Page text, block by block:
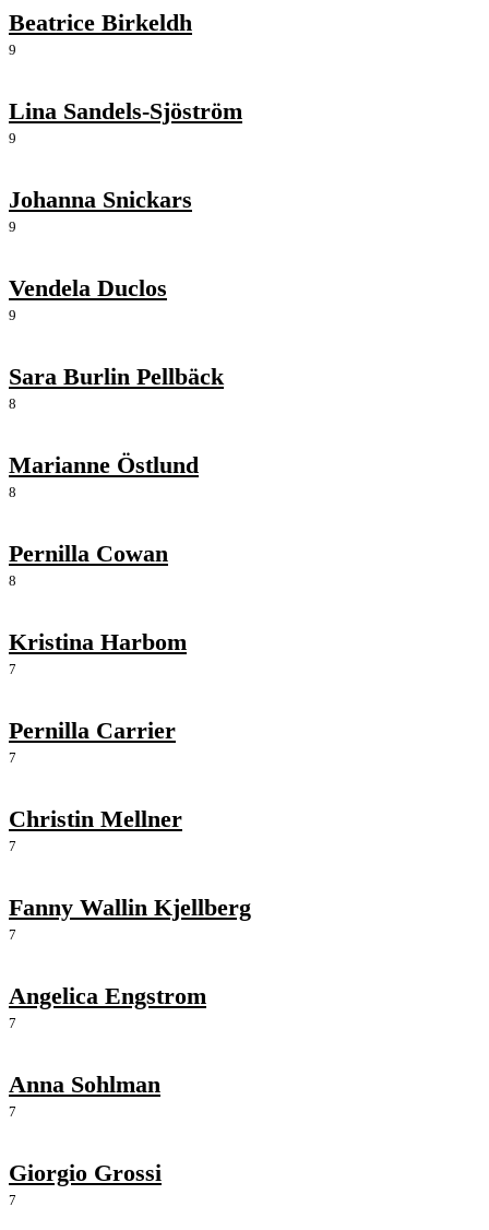
Beatrice Birkeldh
9
Lina Sandels-Sjöström
9
Johanna Snickars
9
Vendela Duclos
9
Sara Burlin Pellbäck
8
Marianne Östlund
8
Pernilla Cowan
8
Kristina Harbom
7
Pernilla Carrier
7
Christin Mellner
7
Fanny Wallin Kjellberg
7
Angelica Engstrom
7
Anna Sohlman
7
Giorgio Grossi
7